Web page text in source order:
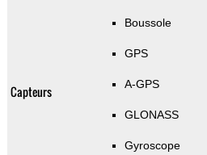
Capteurs
Boussole
GPS
A-GPS
GLONASS
Gyroscope